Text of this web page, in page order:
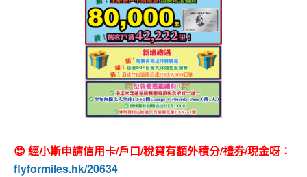
😍 經小斯申請信用卡/戶口/稅貸有額外積分/禮券/現金呀：
flyformiles.hk/20634